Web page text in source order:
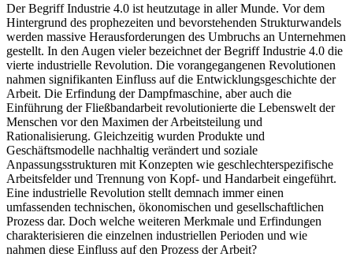
Der Begriff Industrie 4.0 ist heutzutage in aller Munde. Vor dem
Hintergrund des prophezeiten und bevorstehenden Strukturwandels
werden massive Herausforderungen des Umbruchs an Unternehmen
gestellt. In den Augen vieler bezeichnet der Begriff Industrie 4.0 die
vierte industrielle Revolution. Die vorangegangenen Revolutionen
nahmen signifikanten Einfluss auf die Entwicklungsgeschichte der
Arbeit. Die Erfindung der Dampfmaschine, aber auch die
Einführung der Fließbandarbeit revolutionierte die Lebenswelt der
Menschen vor den Maximen der Arbeitsteilung und
Rationalisierung. Gleichzeitig wurden Produkte und
Geschäftsmodelle nachhaltig verändert und soziale
Anpassungsstrukturen mit Konzepten wie geschlechterspezifische
Arbeitsfelder und Trennung von Kopf- und Handarbeit eingeführt.
Eine industrielle Revolution stellt demnach immer einen
umfassenden technischen, ökonomischen und gesellschaftlichen
Prozess dar. Doch welche weiteren Merkmale und Erfindungen
charakterisieren die einzelnen industriellen Perioden und wie
nahmen diese Einfluss auf den Prozess der Arbeit?